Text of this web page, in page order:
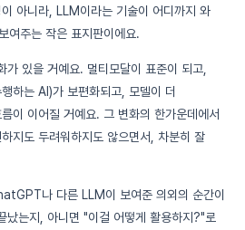
아니라, LLM이라는 기술이 어디까지 와
여주는 작은 표지판이에요.
있을 거예요. 멀티모달이 표준이 되고,
하는 AI)가 보편화되고, 모델이 더
이 이어질 거예요. 그 변화의 한가운데에서
지도 두려워하지도 않으면서, 차분히 잘
나 다른 LLM이 보여준 의외의 순간이
났는지, 아니면 "이걸 어떻게 활용하지?"로